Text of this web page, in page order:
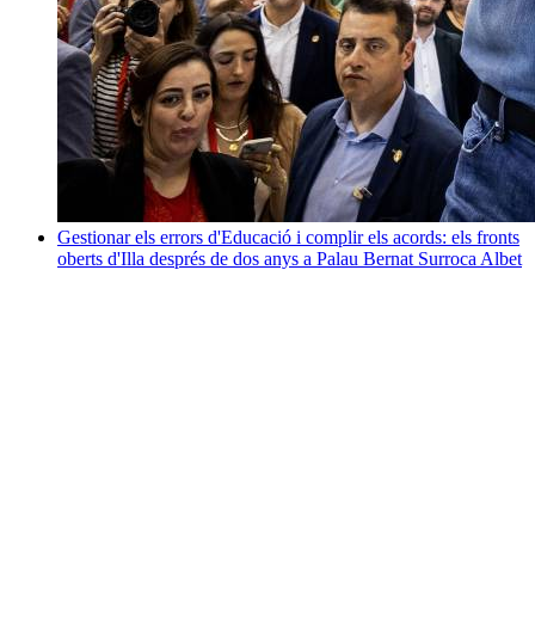
Gestionar els errors d'Educació i complir els acords: els fronts
oberts d'Illa després de dos anys a Palau Bernat Surroca Albet